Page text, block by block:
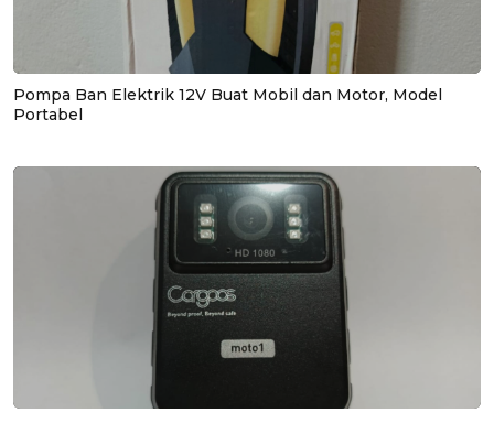
Pompa Ban Elektrik 12V Buat Mobil dan Motor, Model
Portabel